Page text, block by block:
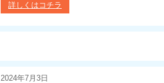
詳しくはコチラ
2024年7月3日